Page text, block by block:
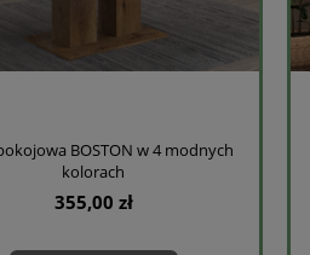
BOSTON w 4 modnych
kolorach
355,00 zł